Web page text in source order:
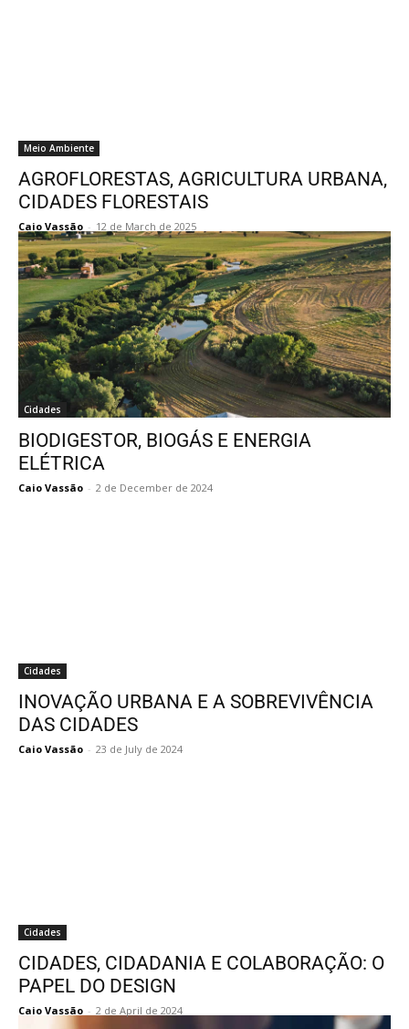
Meio Ambiente
AGROFLORESTAS, AGRICULTURA URBANA,
CIDADES FLORESTAIS
Caio Vassão - 12 de March de 2025
Cidades
BIODIGESTOR, BIOGÁS E ENERGIA
ELÉTRICA
Caio Vassão - 2 de December de 2024
Cidades
INOVAÇÃO URBANA E A SOBREVIVÊNCIA
DAS CIDADES
Caio Vassão - 23 de July de 2024
Cidades
CIDADES, CIDADANIA E COLABORAÇÃO: O
PAPEL DO DESIGN
Caio Vassão - 2 de April de 2024